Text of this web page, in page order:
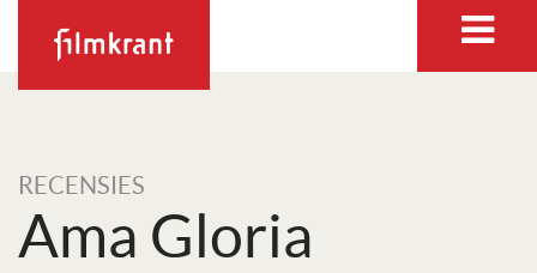
RECENSIES
Ama Gloria